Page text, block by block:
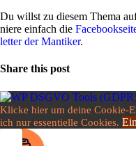
Du willst zu diesem Thema
niere ein­fach die
letter der Man­tiker.
Share this post
Klicke hier um deine Cookie-
ich nur essentielle Cookies.